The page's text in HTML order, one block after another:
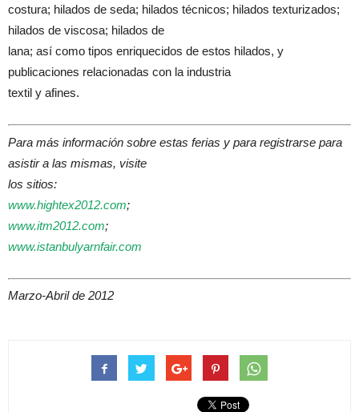
costura; hilados de seda; hilados técnicos; hilados texturizados;
hilados de viscosa; hilados de
lana; así como tipos enriquecidos de estos hilados, y
publicaciones relacionadas con la industria
textil y afines.
Para más información sobre estas ferias y para registrarse para
asistir a las mismas, visite
los sitios:
www.hightex2012.com;
www.itm2012.com;
www.istanbulyarnfair.com
Marzo-Abril de 2012